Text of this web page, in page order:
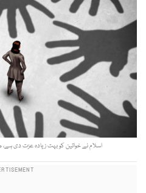
اسلام نے خواتین کو بہت زیادہ عزت دی